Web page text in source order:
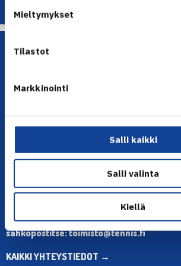
Mieltymykset
Tilastot
Markkinointi
Salli kaikki
Salli valinta
Kiellä
Olympiastadion, Paavo Nurmen tie 1,
Toimiston puhelinajat:
Muina aikoina olkaa yhteydessä
sähköpostitse: toimisto@tennis.fi
KAIKKI YHTEYSTIEDOT →